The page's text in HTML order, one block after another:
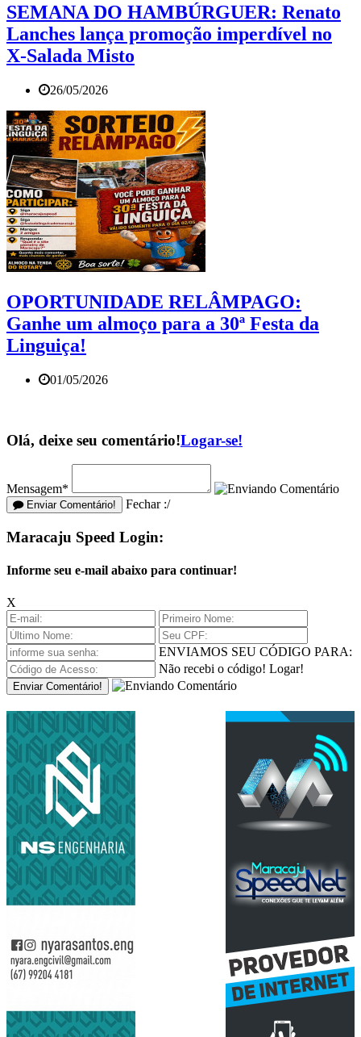
SEMANA DO HAMBÚRGUER: Renato
Lanches lança promoção imperdível no
X-Salada Misto
26/05/2026
OPORTUNIDADE RELÂMPAGO:
Ganhe um almoço para a 30ª Festa da
Linguiça!
01/05/2026
Olá, deixe seu comentário!Logar-se!
Mensagem*
Enviar Comentário! Fechar :/
Maracaju Speed Login:
Informe seu e-mail abaixo para continuar!
X
ENVIAMOS SEU CÓDIGO PARA:
Não recebi o código! Logar!
Enviar Comentário!